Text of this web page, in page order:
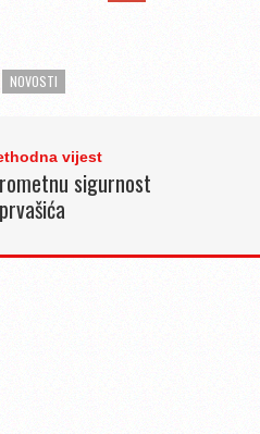
NOVOSTI
vijest
sigurnost
prvašića